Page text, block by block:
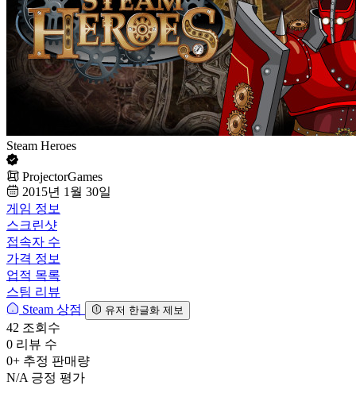
Steam Heroes
ProjectorGames
2015년 1월 30일
게임 정보
스크린샷
접속자 수
가격 정보
업적 목록
스팀 리뷰
Steam 상점
유저 한글화 제보
42 조회수
0 리뷰 수
0+ 추정 판매량
N/A 긍정 평가